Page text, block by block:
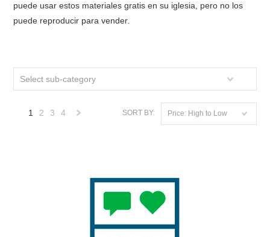
puede usar estos materiales gratis en su iglesia, pero no los
puede reproducir para vender.
Select sub-category
SORT BY: Price: High to Low
1 2 3 4